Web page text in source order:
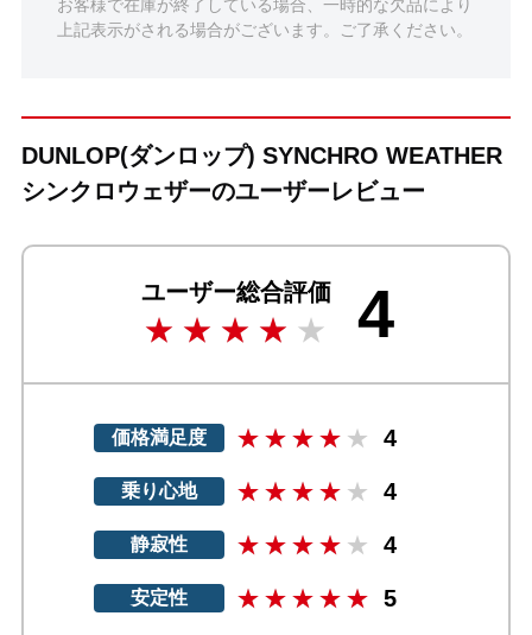
お客様で在庫が終了している場合、一時的な欠品により
上記表示がされる場合がございます。ご了承ください。
DUNLOP(ダンロップ) SYNCHRO WEATHER
シンクロウェザーのユーザーレビュー
ユーザー総合評価 4
価格満足度 4
乗り心地 4
静寂性 4
安定性 5